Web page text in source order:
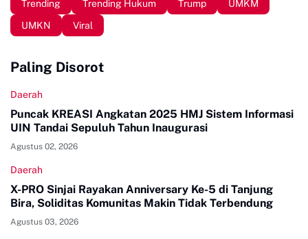
Trending
Trending Hukum Trump
UMKM
UMKN
Viral
Paling Disorot
Daerah
Puncak KREASI Angkatan 2025 HMJ Sistem Informasi
UIN Tandai Sepuluh Tahun Inaugurasi
Agustus 02, 2026
Daerah
X-PRO Sinjai Rayakan Anniversary Ke-5 di Tanjung
Bira, Soliditas Komunitas Makin Tidak Terbendung
Agustus 03, 2026